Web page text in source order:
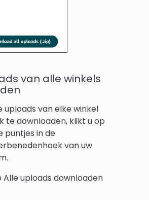
van alle winkels
uploads van elke winkel
te downloaden, klikt u op
puntjes in de
van uw
Alle uploads downloaden